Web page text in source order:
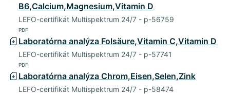
B6,Calcium,Magnesium,Vitamin D
LEFO-certifikát Multispektrum 24/7 - p-56759
PDF
Laboratórna analýza Folsäure,Vitamin C,Vitamin D
LEFO-certifikát Multispektrum 24/7 - p-57741
PDF
Laboratórna analýza Chrom,Eisen,Selen,Zink
LEFO-certifikát Multispektrum 24/7 - p-58474